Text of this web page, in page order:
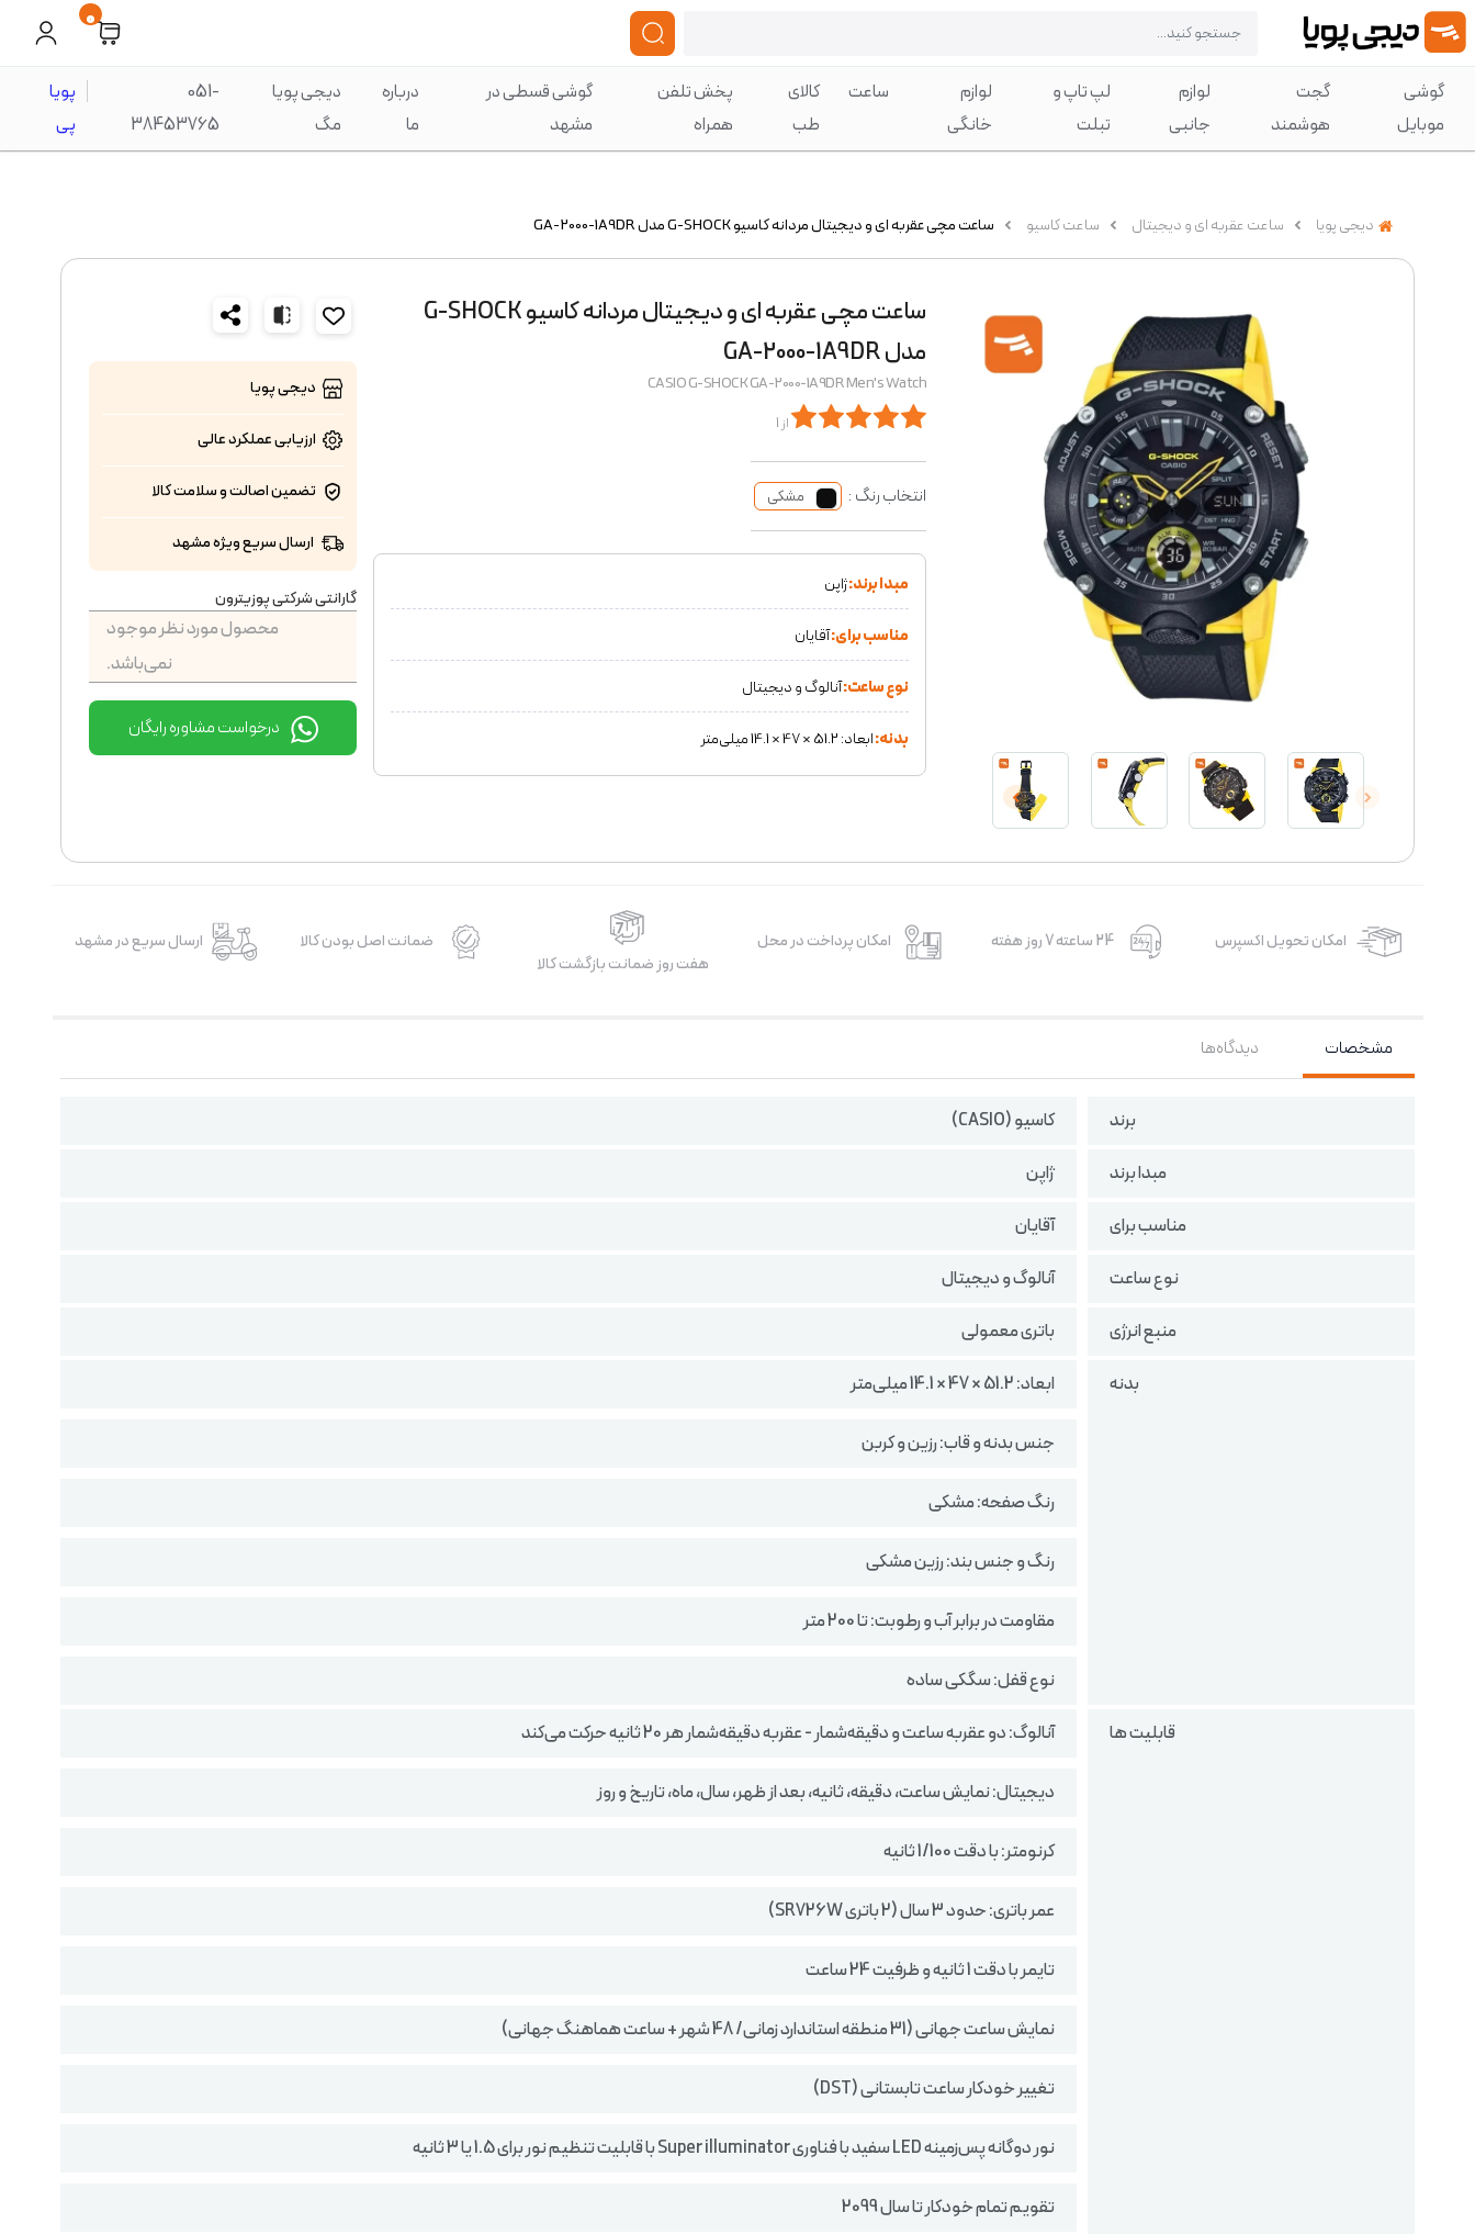
0
گوشی
موبایل
گجت
هوشمند
لوازم
جانبی
لپ تاپ و
تبلت
لوازم
خانگی
ساعت
کالای
طب
پخش تلفن
همراه
گوشی قسطی در
مشهد
درباره
ما
دیجی پویا
مگ
051-
38453765
پویا
پی
دیجی پویا ساعت عقربه ای و دیجیتال ساعت کاسیو ساعت مچی عقربه ای و دیجیتال مردانه کاسیو G-SHOCK مدل GA-2000-1A9DR
ساعت مچی عقربه ای و دیجیتال مردانه کاسیو G-SHOCK
مدل GA-2000-1A9DR
CASIO G-SHOCK GA-2000-1A9DR Men's Watch
از 1
انتخاب رنگ : مشکی
مبدا برند:ژاپن
مناسب برای:آقایان
نوع ساعت:آنالوگ و دیجیتال
بدنه:ابعاد: 51.2 × 47 × 14.1 میلی‌متر
دیجی پویا
ارزیابی عملکردعالی
تضمین اصالت و سلامت کالا
ارسال سریع ویژه مشهد
گارانتی شرکتی پوزیترون
محصول مورد نظر موجود
نمی‌باشد.
درخواست مشاوره رایگان
امکان تحویل اکسپرس 24 ساعته 7 روز هفته
امکان پرداخت در محل
هفت روز ضمانت بازگشت کالا
ضمانت اصل بودن کالا ارسال سریع در مشهد
مشخصات دیدگاه‌ها
برند
کاسیو (CASIO)
مبدا برند
ژاپن
مناسب برای
آقایان
نوع ساعت
آنالوگ و دیجیتال
منبع انرژی
باتری معمولی
بدنه
ابعاد: 51.2 × 47 × 14.1 میلی‌متر
جنس بدنه و قاب: رزین و کربن
رنگ صفحه: مشکی
رنگ و جنس بند: رزین مشکی
مقاومت در برابر آب و رطوبت: تا 200 متر
نوع قفل: سگکی ساده
قابلیت ها
آنالوگ: دو عقربه ساعت و دقیقه‌شمار - عقربه دقیقه‌شمار هر 20 ثانیه حرکت می‌کند
دیجیتال: نمایش ساعت، دقیقه، ثانیه، بعد از ظهر، سال، ماه، تاریخ و روز
کرنومتر: با دقت 1/100 ثانیه
عمر باتری: حدود 3 سال (2 باتری SR726W)
تایمر با دقت 1 ثانیه و ظرفیت 24 ساعت
نمایش ساعت جهانی (31 منطقه استاندارد زمانی/ 48 شهر + ساعت هماهنگ جهانی)
تغییر خودکار ساعت تابستانی (DST)
نور دوگانه پس‌زمینه LED سفید با فناوری Super illuminator با قابلیت تنظیم نور برای 1.5 یا 3 ثانیه
تقویم تمام خودکار تا سال 2099